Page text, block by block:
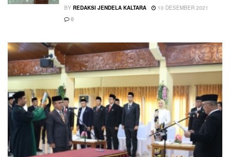
BY REDAKSI JENDELA KALTARA
10 DESEMBER 2021
0